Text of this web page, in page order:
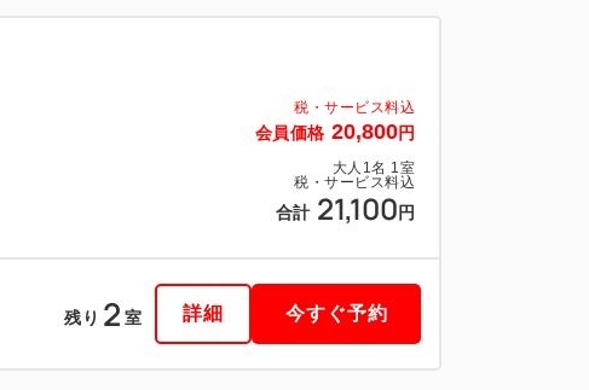
税・サービス料込
会員価格 20,800円
大人 1名 1室
税・サービス料込
合計 21,100 円
残り 2 室 詳細 今すぐ予約